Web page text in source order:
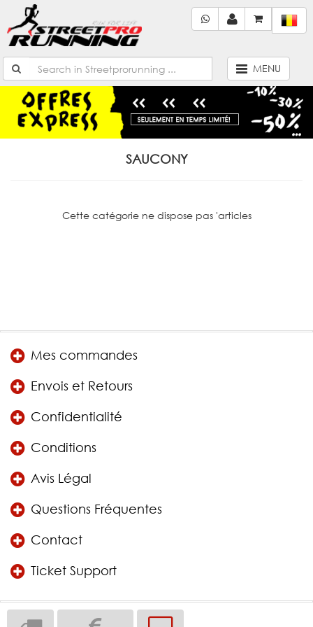
MENU
SAUCONY
Cette catégorie ne dispose pas 'articles
Mes commandes
Envois et Retours
Confidentialité
Conditions
Avis Légal
Questions Fréquentes
Contact
Ticket Support